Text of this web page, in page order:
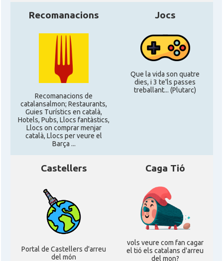
Recomanacions
Recomanacions de
catalansalmon; Restaurants,
Guies Turístics en català,
Hotels, Pubs, Llocs fantàstics,
Llocs on comprar menjar
català, Llocs per veure el
Barça ...
Jocs
Que la vida son quatre
dies, i 3 te'ls passes
treballant... (Plutarc)
Castellers
Portal de Castellers d'arreu
del món
Caga Tió
vols veure com fan cagar
el tió els catalans d'arreu
del mon?